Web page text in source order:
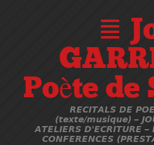
≣
Poète de
RECITALS DE
(texte/musique) –
ATELIERS D'ECRITURE –
CONFERENCES